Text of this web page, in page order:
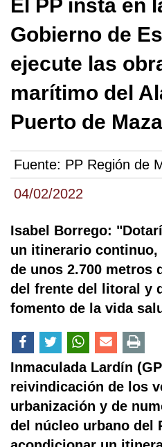
04/02/2022
El PP insta en
Gobierno de
ejecute las
marítimo del
Puerto de
Fuente: PP Región de
Isabel Borrego:
un itinerario continuo,
de unos 2.700 metros
del frente del litoral y
fomento de la vida
Inmaculada Lardín
reivindicación de los
urbanización y de
del núcleo urbano del